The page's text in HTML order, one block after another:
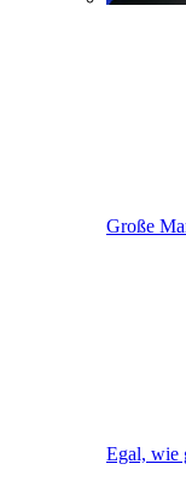
Große
Egal, wie